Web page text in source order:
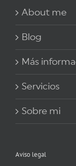
About me
Blog
Más
Servicios
Sobre mi
Aviso legal